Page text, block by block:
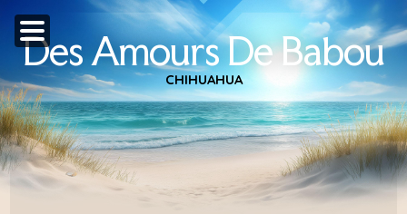
Des Amours De Babou
CHIHUAHUA